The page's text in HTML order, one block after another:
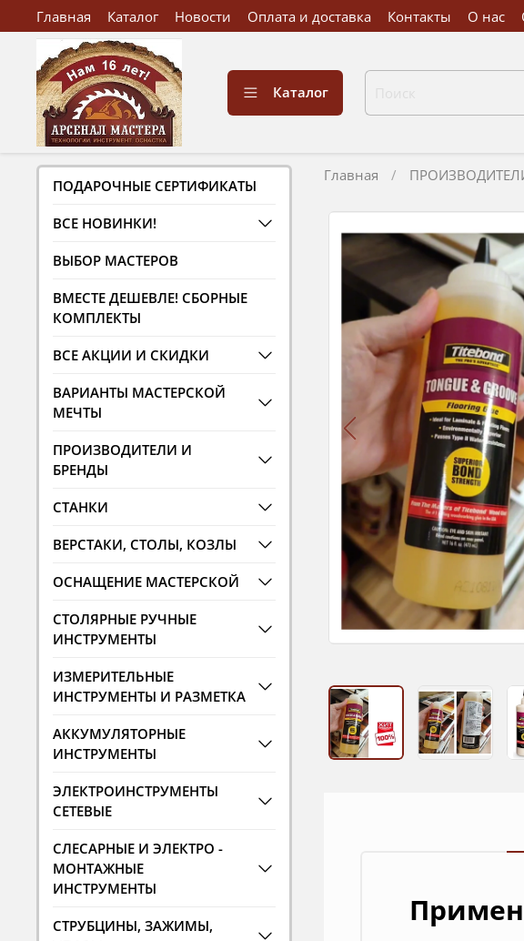
Главная Каталог Новости Оплата и доставка Контакты О нас
Каталог
Главная
ПОДАРОЧНЫЕ СЕРТИФИКАТЫ
ВСЕ НОВИНКИ!
ВЫБОР МАСТЕРОВ
ВМЕСТЕ ДЕШЕВЛЕ! СБОРНЫЕ
КОМПЛЕКТЫ
ВСЕ АКЦИИ И СКИДКИ
ВАРИАНТЫ МАСТЕРСКОЙ
МЕЧТЫ
ПРОИЗВОДИТЕЛИ И
БРЕНДЫ
СТАНКИ
ВЕРСТАКИ, СТОЛЫ, КОЗЛЫ
ОСНАЩЕНИЕ МАСТЕРСКОЙ
СТОЛЯРНЫЕ РУЧНЫЕ
ИНСТРУМЕНТЫ
ИЗМЕРИТЕЛЬНЫЕ
ИНСТРУМЕНТЫ И РАЗМЕТКА
АККУМУЛЯТОРНЫЕ
ИНСТРУМЕНТЫ
ЭЛЕКТРОИНСТРУМЕНТЫ
СЕТЕВЫЕ
СЛЕСАРНЫЕ И ЭЛЕКТРО -
МОНТАЖНЫЕ
ИНСТРУМЕНТЫ
СТРУБЦИНЫ, ЗАЖИМЫ,